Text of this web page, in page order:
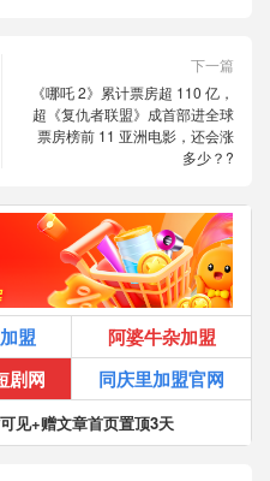
下一篇
《哪吒 2》累计票房超 110 亿，
超《复仇者联盟》成首部进全球
票房榜前 11 亚洲电影，还会涨
多少？?
盟
阿婆牛杂加盟
剧网 同庆里加盟官网
见+赠文章首页置顶3天